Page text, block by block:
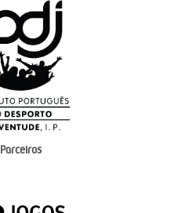
Parceiros